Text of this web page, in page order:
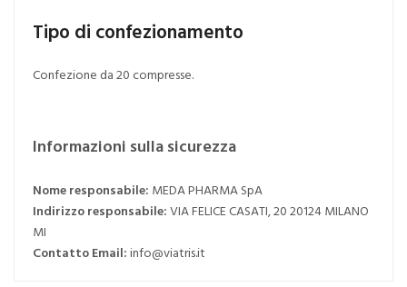
Tipo di confezionamento
Confezione da 20 compresse.
Informazioni sulla sicurezza
Nome responsabile: MEDA PHARMA SpA
Indirizzo responsabile:VIA FELICE CASATI, 20 20124 MILANO
MI
Contatto Email:info@viatris.it